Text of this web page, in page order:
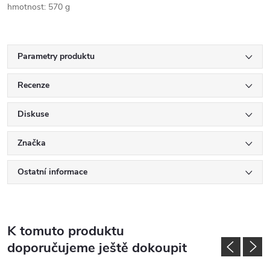
hmotnost: 570 g
Parametry produktu
Recenze
Diskuse
Značka
Ostatní informace
K tomuto produktu
doporučujeme ještě dokoupit